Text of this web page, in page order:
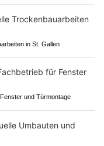
in St. Gallen
und Türmontage